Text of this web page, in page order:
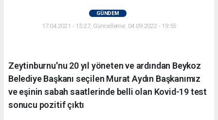
GÜNDEM
17.04.2021 - 15:27, Güncelleme: 04.09.2022 - 19:55
Zeytinburnu'nu 20 yıl yöneten ve ardından Beykoz
Belediye Başkanı seçilen Murat Aydın Başkanımız
ve eşinin sabah saatlerinde belli olan Kovid-19 test
sonucu pozitif çıktı